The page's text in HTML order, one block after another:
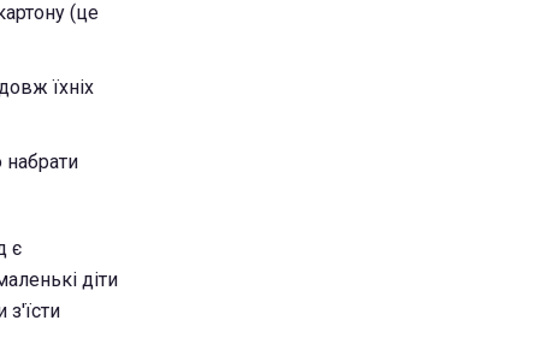
(це
їхніх
набрати
є
діти